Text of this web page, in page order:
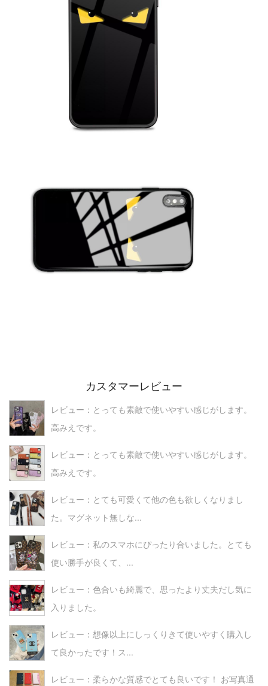
カスタマーレビュー
レビュー：とっても素敵で使いやすい感じがします。
高みえです。
レビュー：とっても素敵で使いやすい感じがします。
高みえです。
レビュー：とても可愛くて他の色も欲しくなりまし
た。マグネット無しな...
レビュー：私のスマホにぴったり合いました。とても
使い勝手が良くて、...
レビュー：色合いも綺麗で、思ったより丈夫だし気に
入りました。
レビュー：想像以上にしっくりきて使いやすく購入し
て良かったです！ス...
レビュー：柔らかな質感でとても良いです！ お写真通